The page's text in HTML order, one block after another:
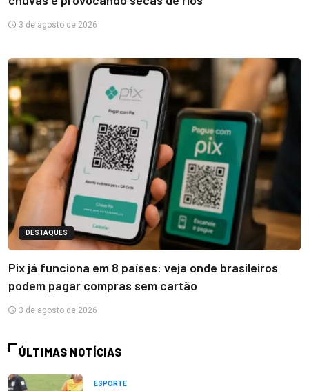
3 de agosto de 2026
DESTAQUES
Pix já funciona em 8 países: veja onde brasileiros
podem pagar compras sem cartão
3 de agosto de 2026
ÚLTIMAS NOTÍCIAS
ESPORTE